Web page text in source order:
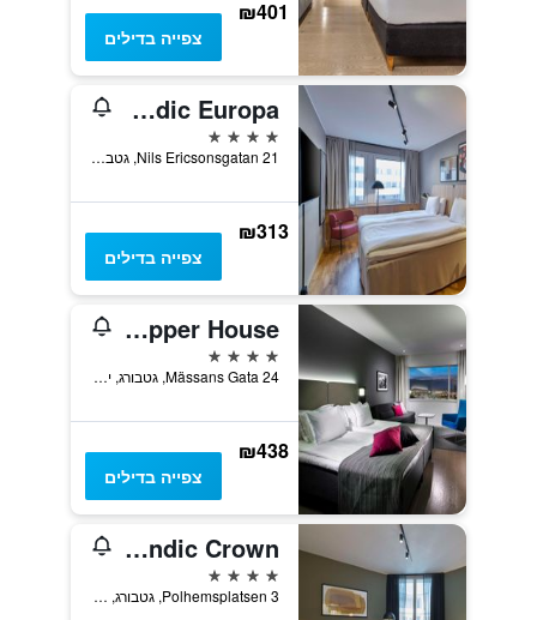
₪401
צפייה בדילים
Scandic Europa
4 כוכבים
Nils Ericsonsgatan 21, גטבורג, יטאלנד המערבית, שוודיה
₪313
צפייה בדילים
Gothia Towers & Upper House
4 כוכבים
Mässans Gata 24, גטבורג, יטאלנד המערבית, שוודיה
₪438
צפייה בדילים
Scandic Crown
4 כוכבים
Polhemsplatsen 3, גטבורג, יטאלנד המערבית, שוודיה